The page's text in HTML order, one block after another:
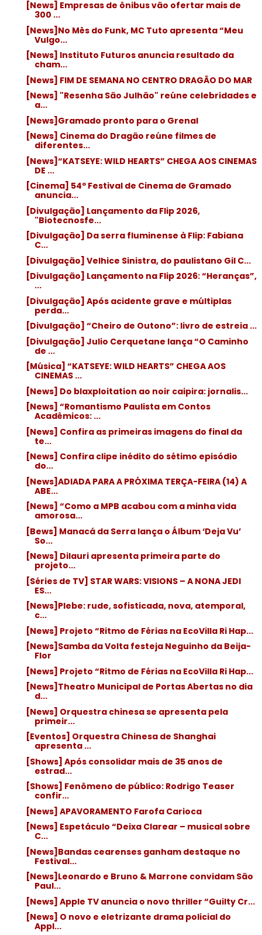
[News] Empresas de ônibus vão ofertar mais de
300 ...
[News]No Mês do Funk, MC Tuto apresenta “Meu
Vulgo...
[News] Instituto Futuros anuncia resultado da
cham...
[News] FIM DE SEMANA NO CENTRO DRAGÃO DO MAR
[News] "Resenha São Julhão" reúne celebridades e
a...
[News]Gramado pronto para o Grenal
[News] Cinema do Dragão reúne filmes de
diferentes...
[News]“KATSEYE: WILD HEARTS” CHEGA AOS CINEMAS
DE ...
[Cinema] 54º Festival de Cinema de Gramado
anuncia...
[Divulgação] Lançamento da Flip 2026,
"Biotecnosfe...
[Divulgação] Da serra fluminense à Flip: Fabiana
C...
[Divulgação] Velhice Sinistra, do paulistano Gil C...
[Divulgação] Lançamento na Flip 2026: “Heranças”,
...
[Divulgação] Após acidente grave e múltiplas
perda...
[Divulgação] “Cheiro de Outono”: livro de estreia ...
[Divulgação] Julio Cerquetane lança “O Caminho
de ...
[Música] “KATSEYE: WILD HEARTS” CHEGA AOS
CINEMAS ...
[News] Do blaxploitation ao noir caipira: jornalis...
[News] “Romantismo Paulista em Contos
Acadêmicos: ...
[News] Confira as primeiras imagens do final da
te...
[News] Confira clipe inédito do sétimo episódio
do...
[News]ADIADA PARA A PRÓXIMA TERÇA-FEIRA (14) A
ABE...
[News] “Como a MPB acabou com a minha vida
amorosa...
[Bews] Manacá da Serra lança o Álbum ‘Deja Vu’
So...
[News] Dilauri apresenta primeira parte do
projeto...
[Séries de TV] STAR WARS: VISIONS – A NONA JEDI
ES...
[News]Plebe: rude, sofisticada, nova, atemporal,
c...
[News] Projeto “Ritmo de Férias na EcoVilla Ri Hap...
[News]Samba da Volta festeja Neguinho da Beija-
Flor
[News] Projeto “Ritmo de Férias na EcoVilla Ri Hap...
[News]Theatro Municipal de Portas Abertas no dia
d...
[News] Orquestra chinesa se apresenta pela
primeir...
[Eventos] Orquestra Chinesa de Shanghai
apresenta ...
[Shows] Após consolidar mais de 35 anos de
estrad...
[Shows] Fenômeno de público: Rodrigo Teaser
confir...
[News] APAVORAMENTO Farofa Carioca
[News] Espetáculo “Deixa Clarear – musical sobre
C...
[News]Bandas cearenses ganham destaque no
Festival...
[News]Leonardo e Bruno & Marrone convidam São
Paul...
[News] Apple TV anuncia o novo thriller “Guilty Cr...
[News] O novo e eletrizante drama policial do
Appl...